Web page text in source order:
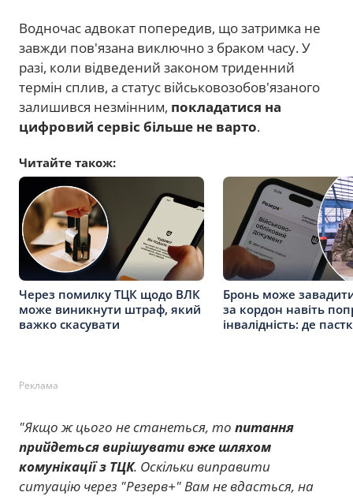
Водночас адвокат попередив, що затримка не
завжди пов'язана виключно з браком часу. У
разі, коли відведений законом триденний
термін сплив, а статус військовозобов'язаного
залишився незмінним, покладатися на
цифровий сервіс більше не варто.
Читайте також:
Через помилку ТЦК щодо ВЛК
може виникнути штраф, який
важко скасувати
Бронь може
за кордон навіть
інвалідність: де
Реклама
"Якщо ж цього не станеться, то питання
прийдеться вирішувати вже шляхом
комунікації з ТЦК. Оскільки виправити
ситуацію через "Резерв+" Вам не вдасться, на